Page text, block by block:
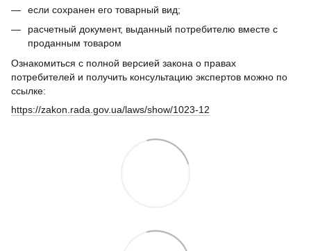
если сохранен его товарный вид;
расчетный документ, выданный потребителю вместе с
проданным товаром
Ознакомиться с полной версией закона о правах
потребителей и получить консультацию экспертов можно по
ссылке:
https://zakon.rada.gov.ua/laws/show/1023-12